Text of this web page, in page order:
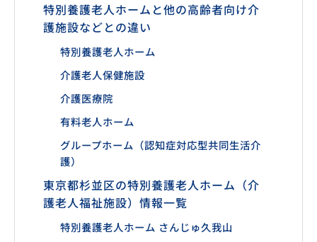
特別養護老人ホームと他の高齢者向け介
護施設などとの違い
特別養護老人ホーム
介護老人保健施設
介護医療院
有料老人ホーム
グループホーム（認知症対応型共同生活介
護）
東京都杉並区の特別養護老人ホーム（介
護老人福祉施設）情報一覧
特別養護老人ホーム さんじゅ久我山